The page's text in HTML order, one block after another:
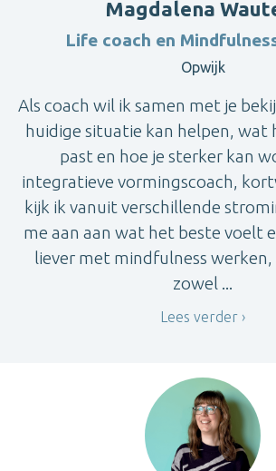
Magdalena
Life coach en
Opwijk
Als coach wil ik samen met je
huidige situatie kan helpen, wat
past en hoe je sterker kan
integratieve vormingscoach,
kijk ik vanuit verschillende
me aan aan wat het beste voelt
liever met mindfulness
zowel ...
Lees verder